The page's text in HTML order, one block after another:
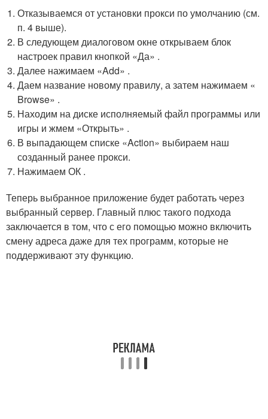
Отказываемся от установки прокси по умолчанию (см.
п. 4 выше).
В следующем диалоговом окне открываем блок
настроек правил кнопкой «Да» .
Далее нажимаем «Add» .
Даем название новому правилу, а затем нажимаем «
Browse» .
Находим на диске исполняемый файл программы или
игры и жмем «Открыть» .
В выпадающем списке «Action» выбираем наш
созданный ранее прокси.
Нажимаем ОК .
Теперь выбранное приложение будет работать через
выбранный сервер. Главный плюс такого подхода
заключается в том, что с его помощью можно включить
смену адреса даже для тех программ, которые не
поддерживают эту функцию.